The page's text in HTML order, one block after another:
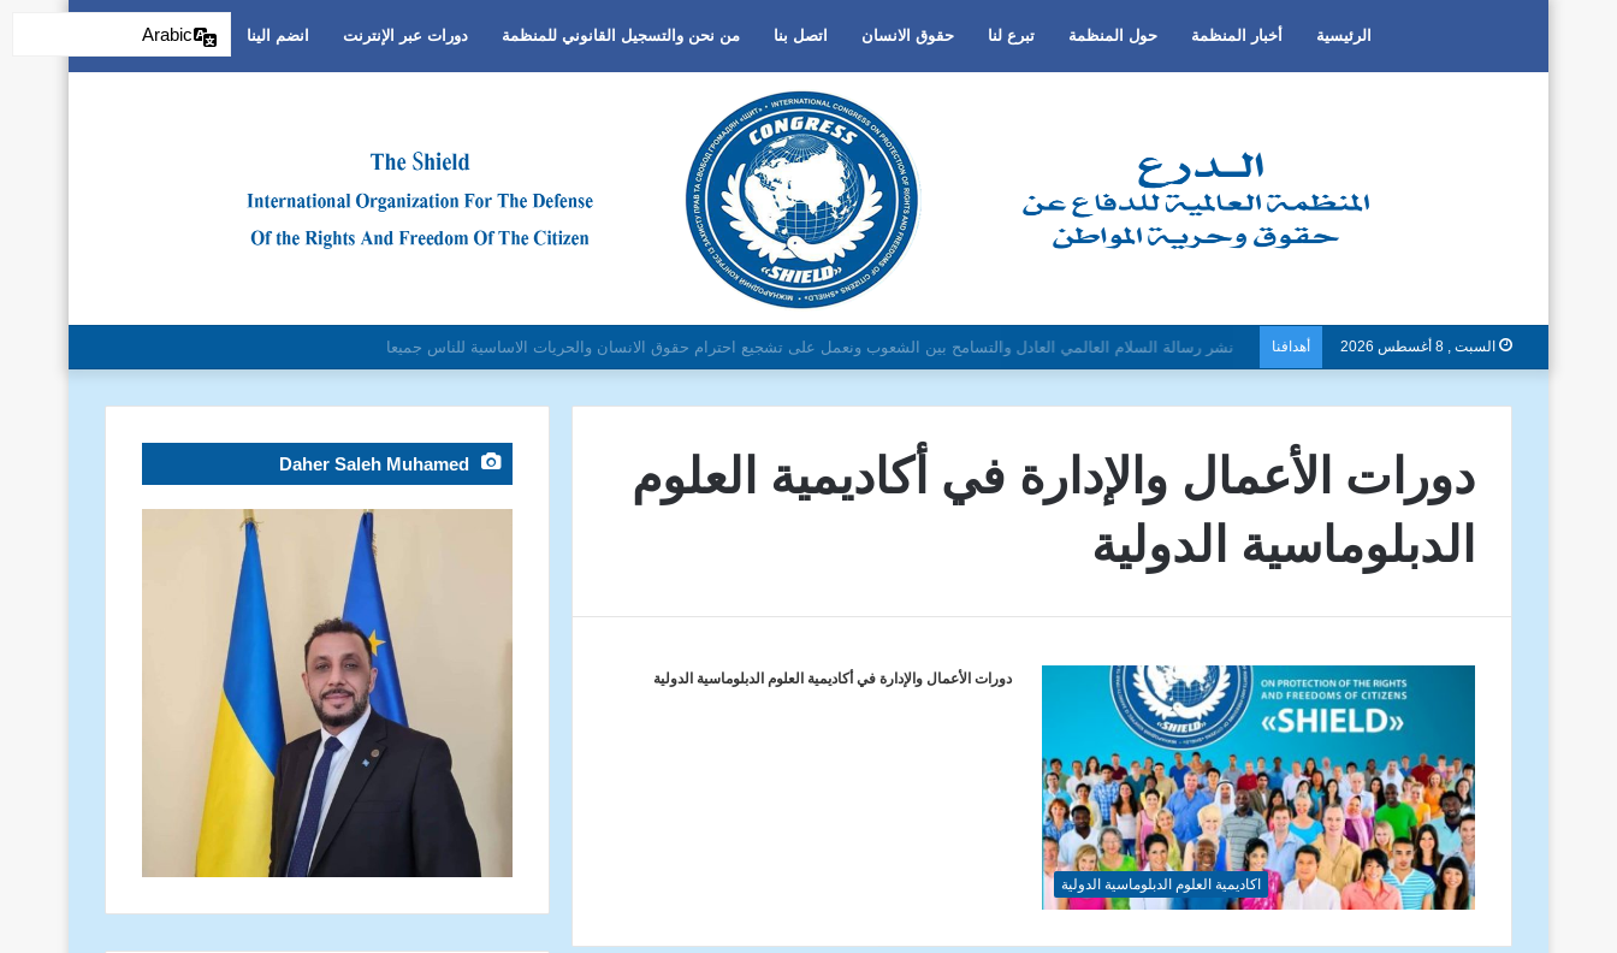
الرئيسية أخبار المنظمة حول المنظمة تبرع لنا حقوق الانسان اتصل بنا من نحن والتسجيل القانوني للمنظمة دورات عبر الإنترنت انضم الينا
السبت , 8 أغسطس 2026 أهدافنا دون تمييز بسبب العرق او الجنس أو اللغة أو الدين وتفعيل لغة الحوار والتعايش السلمي ونبذ العنف والتطرف والتمييز العنصري
دورات الأعمال والإدارة في أكاديمية العلوم
الدبلوماسية الدولية
اكاديمية العلوم الدبلوماسية الدولية
دورات الأعمال والإدارة في أكاديمية العلوم الدبلوماسية الدولية
Daher Saleh Muhamed
Arabic